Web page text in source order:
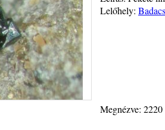
Lelőhely:
Megnézve: